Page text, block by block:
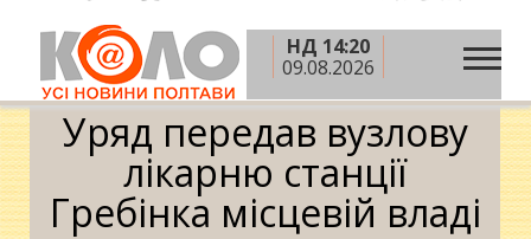
НД 14:20
09.08.2026
Головна » Новини » Здоров'я »Уряд передав
вузлову лікарню станції Гребінка місцевій владі
Уряд передав вузлову
лікарню станції
Гребінка місцевій владі